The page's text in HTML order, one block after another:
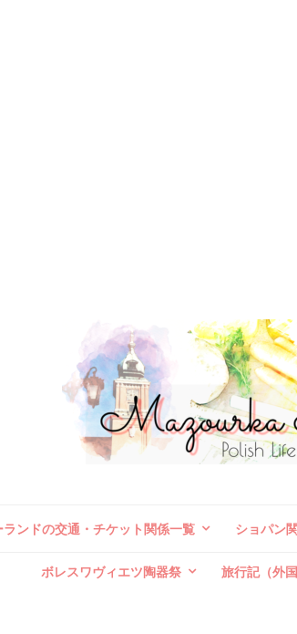
ランドの交通・チケット関係一覧 ショパン
ボレスワヴィエツ陶器祭 旅行記（外国